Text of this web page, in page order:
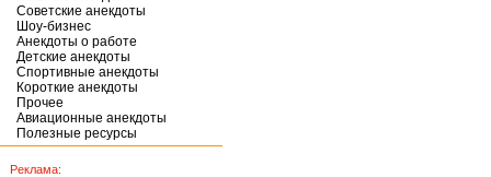
Советские анекдоты
Шоу-бизнес
Анекдоты о работе
Детские анекдоты
Спортивные анекдоты
Короткие анекдоты
Прочее
Авиационные анекдоты
Полезные ресурсы
Реклама: